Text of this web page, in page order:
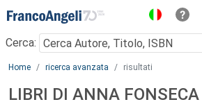
Menu
Cerca:
Main content
Home ricerca avanzata risultati
LIBRI DI ANNA FONSECA